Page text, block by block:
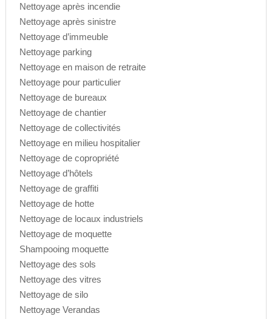
Nettoyage après incendie
Nettoyage après sinistre
Nettoyage d’immeuble
Nettoyage parking
Nettoyage en maison de retraite
Nettoyage pour particulier
Nettoyage de bureaux
Nettoyage de chantier
Nettoyage de collectivités
Nettoyage en milieu hospitalier
Nettoyage de copropriété
Nettoyage d’hôtels
Nettoyage de graffiti
Nettoyage de hotte
Nettoyage de locaux industriels
Nettoyage de moquette
Shampooing moquette
Nettoyage des sols
Nettoyage des vitres
Nettoyage de silo
Nettoyage Verandas